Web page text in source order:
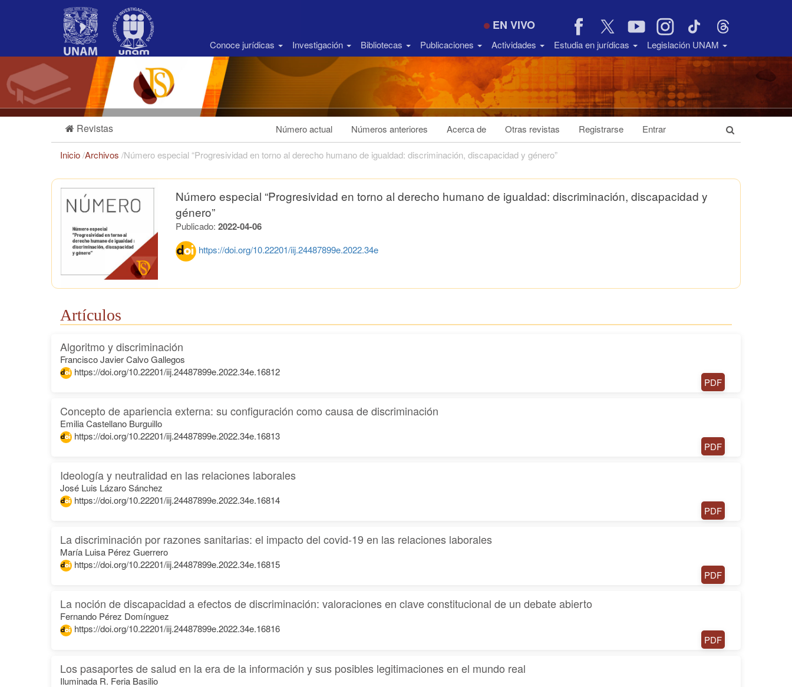
Barra
EN VIVO
Conoce jurídicas Investigación Bibliotecas Publicaciones Actividades Estudia en jurídicas Legislación UNAM
Revistas Número actual Números anteriores Acerca de Otras revistas Registrarse Entrar
Inicio/Archivos /Número especial “Progresividad en torno al derecho humano de igualdad: discriminación, discapacidad y género”
Número especial “Progresividad en torno al derecho humano de igualdad: discriminación, discapacidad y
género”
Publicado: 2022-04-06
https://doi.org/10.22201/iij.24487899e.2022.34e
Artículos
Algoritmo y discriminación
Francisco Javier Calvo Gallegos
https://doi.org/10.22201/iij.24487899e.2022.34e.16812
PDF
Concepto de apariencia externa: su configuración como causa de discriminación
Emilia Castellano Burguillo
https://doi.org/10.22201/iij.24487899e.2022.34e.16813
PDF
Ideología y neutralidad en las relaciones laborales
José Luis Lázaro Sánchez
https://doi.org/10.22201/iij.24487899e.2022.34e.16814
PDF
La discriminación por razones sanitarias: el impacto del covid-19 en las relaciones laborales
María Luisa Pérez Guerrero
https://doi.org/10.22201/iij.24487899e.2022.34e.16815
PDF
La noción de discapacidad a efectos de discriminación: valoraciones en clave constitucional de un debate abierto
Fernando Pérez Domínguez
https://doi.org/10.22201/iij.24487899e.2022.34e.16816
PDF
Los pasaportes de salud en la era de la información y sus posibles legitimaciones en el mundo real
Iluminada R. Feria Basilio